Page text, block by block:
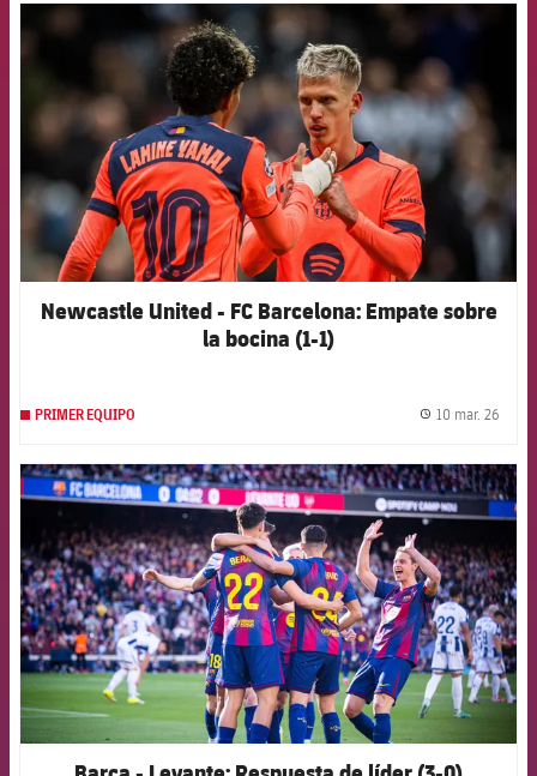
FCB Barcelona badge
Newcastle United - FC Barcelona: Empate sobre
la bocina (1-1)
PRIMER EQUIPO 10 mar. 26
FCB Barcelona badge